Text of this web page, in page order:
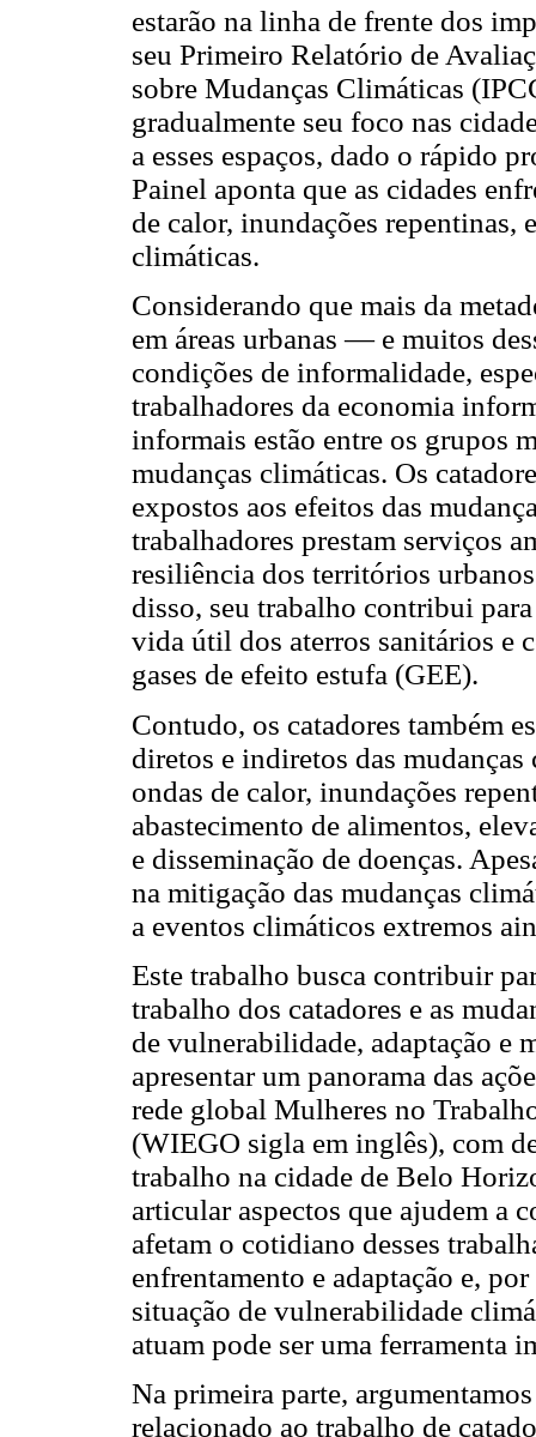
estarão na linha de frente dos
seu Primeiro Relatório de
sobre Mudanças Climáticas
gradualmente seu foco nas
a esses espaços, dado o rápido
Painel aponta que as cidades
de calor, inundações repentinas,
climáticas.
Considerando que mais da
em áreas urbanas — e muitos
condições de informalidade,
trabalhadores da economia
informais estão entre os grupos
mudanças climáticas. Os
expostos aos efeitos das
trabalhadores prestam serviços
resiliência dos territórios
disso, seu trabalho contribui
vida útil dos aterros sanitários e
gases de efeito estufa (GEE).
Contudo, os catadores também
diretos e indiretos das
ondas de calor, inundações
abastecimento de alimentos,
e disseminação de doenças.
na mitigação das mudanças
a eventos climáticos extremos
Este trabalho busca contribuir
trabalho dos catadores e as
de vulnerabilidade, adaptação e
apresentar um panorama das
rede global Mulheres no
(WIEGO sigla em inglês), com
trabalho na cidade de Belo
articular aspectos que ajudem a
afetam o cotidiano desses
enfrentamento e adaptação e,
situação de vulnerabilidade
atuam pode ser uma ferramenta
Na primeira parte,
relacionado ao trabalho de